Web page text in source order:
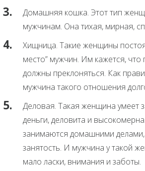
Домашняя кошка. Этот тип
мужчинам. Она тихая, мирная,
Хищница. Такие женщины
место” мужчин. Им кажется, что
должны преклоняться. Как
мужчина такого отношения
Деловая. Такая женщина умеет
деньги, деловита и
занимаются домашними
занятость. И мужчина у такой
мало ласки, внимания и заботы.